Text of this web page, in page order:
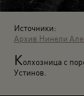
Источники:
Архив Нинели
Колхозница с
Устинов.